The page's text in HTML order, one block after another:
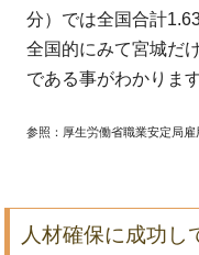
分）では全国合計
全国的にみて宮城だ
である事がわかります
参照：厚生労働省職業安定局
人材確保に成功し